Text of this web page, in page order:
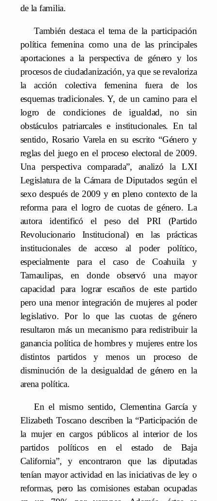
de la familia.
También destaca el tema de la participación
política femenina como una de las principales
aportaciones a la perspectiva de género y los
procesos de ciudadanización, ya que se revaloriza
la acción colectiva femenina fuera de los
esquemas tradicionales. Y, de un camino para el
logro de condiciones de igualdad, no sin
obstáculos patriarcales e institucionales. En tal
sentido, Rosario Varela en su escrito “Género y
reglas del juego en el proceso electoral de 2009.
Una perspectiva comparada”, analizó la LXI
Legislatura de la Cámara de Diputados según el
sexo después de 2009 y en pleno contexto de la
reforma para el logro de cuotas de género. La
autora identificó el peso del PRI (Partido
Revolucionario Institucional) en las prácticas
institucionales de acceso al poder político,
especialmente para el caso de Coahuila y
Tamaulipas, en donde observó una mayor
capacidad para lograr escaños de este partido
pero una menor integración de mujeres al poder
legislativo. Por lo que las cuotas de género
resultaron más un mecanismo para redistribuir la
ganancia política de hombres y mujeres entre los
distintos partidos y menos un proceso de
disminución de la desigualdad de género en la
arena política.
En el mismo sentido, Clementina García y
Elizabeth Toscano describen la “Participación de
la mujer en cargos públicos al interior de los
partidos políticos en el estado de Baja
California”, y encontraron que las diputadas
tenían mayor actividad en las iniciativas de ley o
reformas, pero las comisiones estaban ocupadas